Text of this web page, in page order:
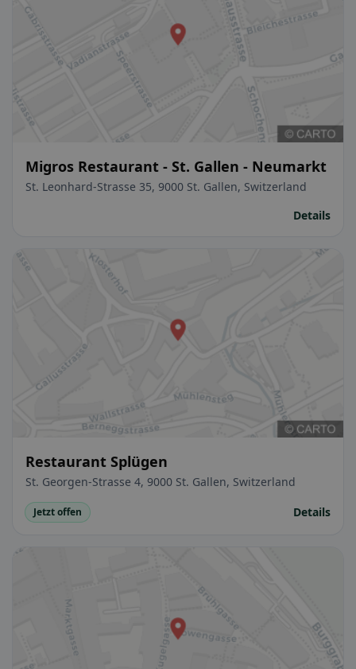
Migros Restaurant - St. Gallen - Neumarkt
St. Leonhard-Strasse 35, 9000 St. Gallen, Switzerland
Details
Restaurant Splügen
St. Georgen-Strasse 4, 9000 St. Gallen, Switzerland
Jetzt offen Details